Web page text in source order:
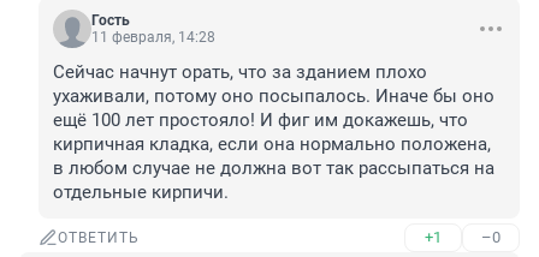
Гость
11 февраля, 14:28
Сейчас начнут орать, что за зданием плохо
ухаживали, потому оно посыпалось. Иначе бы оно
ещё 100 лет простояло! И фиг им докажешь, что
кирпичная кладка, если она нормально положена,
в любом случае не должна вот так рассыпаться на
отдельные кирпичи.
ОТВЕТИТЬ +1 –0